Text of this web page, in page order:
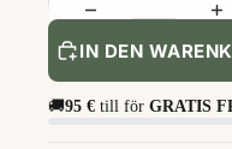
IN DEN
🚚95 € till för GRATIS